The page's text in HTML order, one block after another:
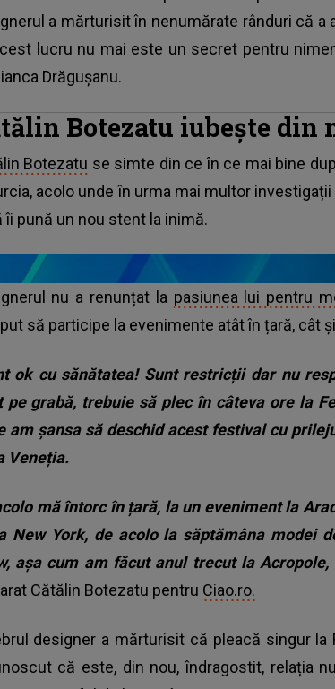
a mărturisit în nenumărate rânduri că
lucru nu mai este un secret pentru
Drăgușanu.
Botezatu iubește din
Botezatu se simte din ce în ce mai bine
acolo unde în urma mai multor
îi pună un nou stent la inimă.
nu a renunțat la pasiunea lui pentru
să participe la evenimente atât în țară, cât
ok cu sănătatea! Sunt restricții dar nu
pe grabă, trebuie să plec în câteva ore la
am șansa să deschid acest festival cu
Veneția.
mă întorc în țară, la un eveniment la
New York, de acolo la săptămâna modei
așa cum am făcut anul trecut la
Cătălin Botezatu pentru Ciao.ro.
designer a mărturisit că pleacă singur la
că este, din nou, îndragostit, relația